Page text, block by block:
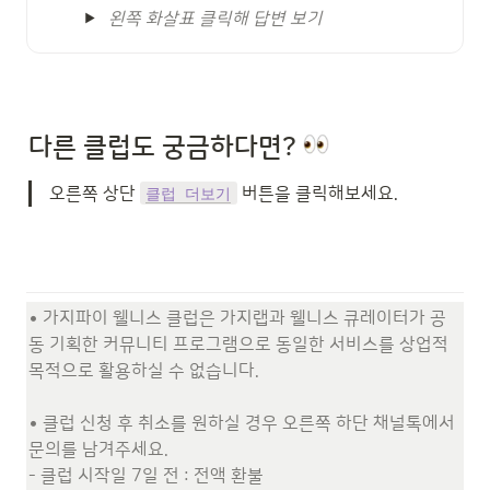
왼쪽 화살표 클릭해 답변 보기
다른 클럽도 궁금하다면?
오른쪽 상단 클럽 더보기 버튼을 클릭해보세요.
• 가지파이 웰니스 클럽은 가지랩과 웰니스 큐레이터가 공
동 기획한 커뮤니티 프로그램으로 동일한 서비스를 상업적
목적으로 활용하실 수 없습니다.
• 클럽 신청 후 취소를 원하실 경우 오른쪽 하단 채널톡에서
문의를 남겨주세요.
- 클럽 시작일 7일 전 : 전액 환불